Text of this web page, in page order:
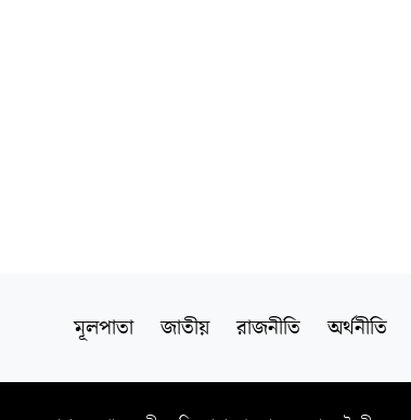
মূলপাতা জাতীয় রাজনীতি অর্থনীতি